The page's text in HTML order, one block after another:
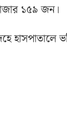
১৫৯ জন।